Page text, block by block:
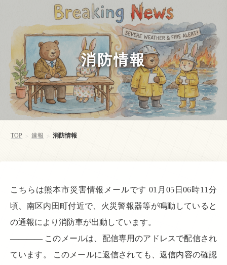
消防情報
TOP > 速報 > 消防情報
こちらは熊本市災害情報メールです 01月05日06時11分
頃、南区内田町付近で、火災警報器等が鳴動していると
の通報により消防車が出動しています。
———— このメールは、配信専用のアドレスで配信され
ています。 このメールに返信されても、返信内容の確認